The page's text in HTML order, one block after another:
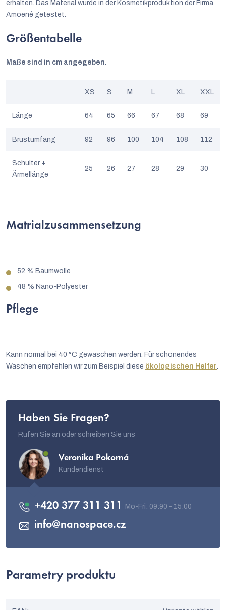
erhalten. Das Material wurde in der Kosmetikproduktion der Firma
Amoené getestet.
Größentabelle
Maße sind in cm angegeben.
XS S M L XL XXL
Länge 64 65 66 67 68 69
Brustumfang 92 96 100 104 108 112
Schulter +
Ärmellänge
25 26 27 28 29 30
Matrialzusammensetzung
52 % Baumwolle
48 % Nano-Polyester
Pflege
Kann normal bei 40 °C gewaschen werden. Für schonendes
Waschen empfehlen wir zum Beispiel diese ökologischen Helfer.
Haben Sie Fragen?
Rufen Sie an oder schreiben Sie uns
Veronika Pokorná
Kundendienst
info@nanospace.cz
+420 377 311 311
Parametry produktu